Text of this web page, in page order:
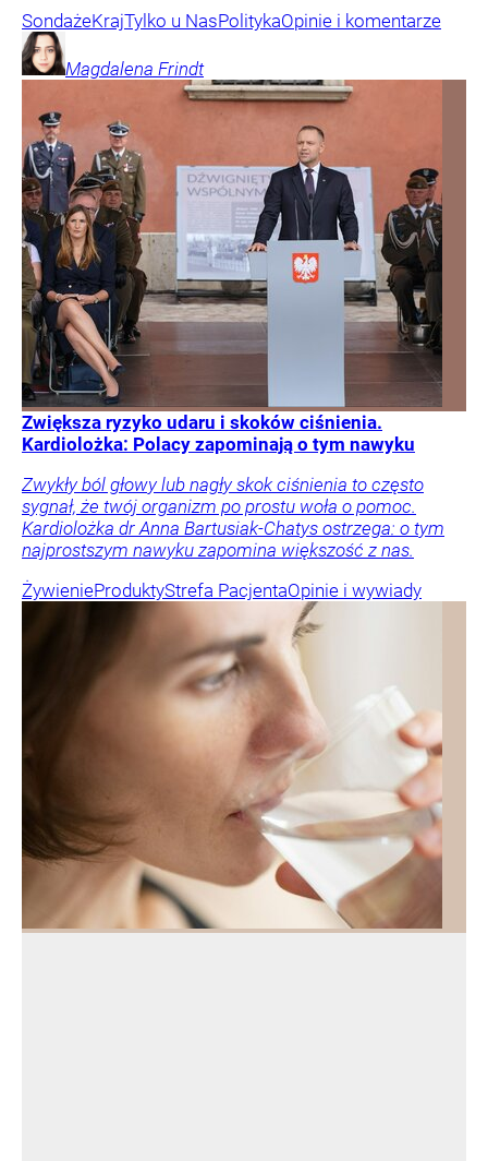
SondażeKrajTylko u NasPolitykaOpinie i komentarze
Magdalena Frindt
Zwiększa ryzyko udaru i skoków ciśnienia.
Kardiolożka: Polacy zapominają o tym nawyku
Zwykły ból głowy lub nagły skok ciśnienia to często
sygnał, że twój organizm po prostu woła o pomoc.
Kardiolożka dr Anna Bartusiak-Chatys ostrzega: o tym
najprostszym nawyku zapomina większość z nas.
ŻywienieProduktyStrefa PacjentaOpinie i wywiady